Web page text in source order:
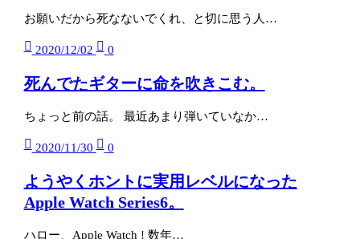
お願いだから死なないでくれ、と切に思う人…
2020/12/02 0
死んでたギターに命を吹きこむ。
ちょっと前の話。 最近あまり弾いていなか…
2020/11/30 0
ようやくホントに実用レベルになった
Apple Watch Series6。
ハロー、Apple Watch ! 数年…